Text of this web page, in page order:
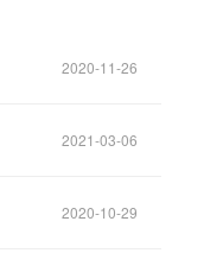
2020-11-26
2021-03-06
2020-10-29